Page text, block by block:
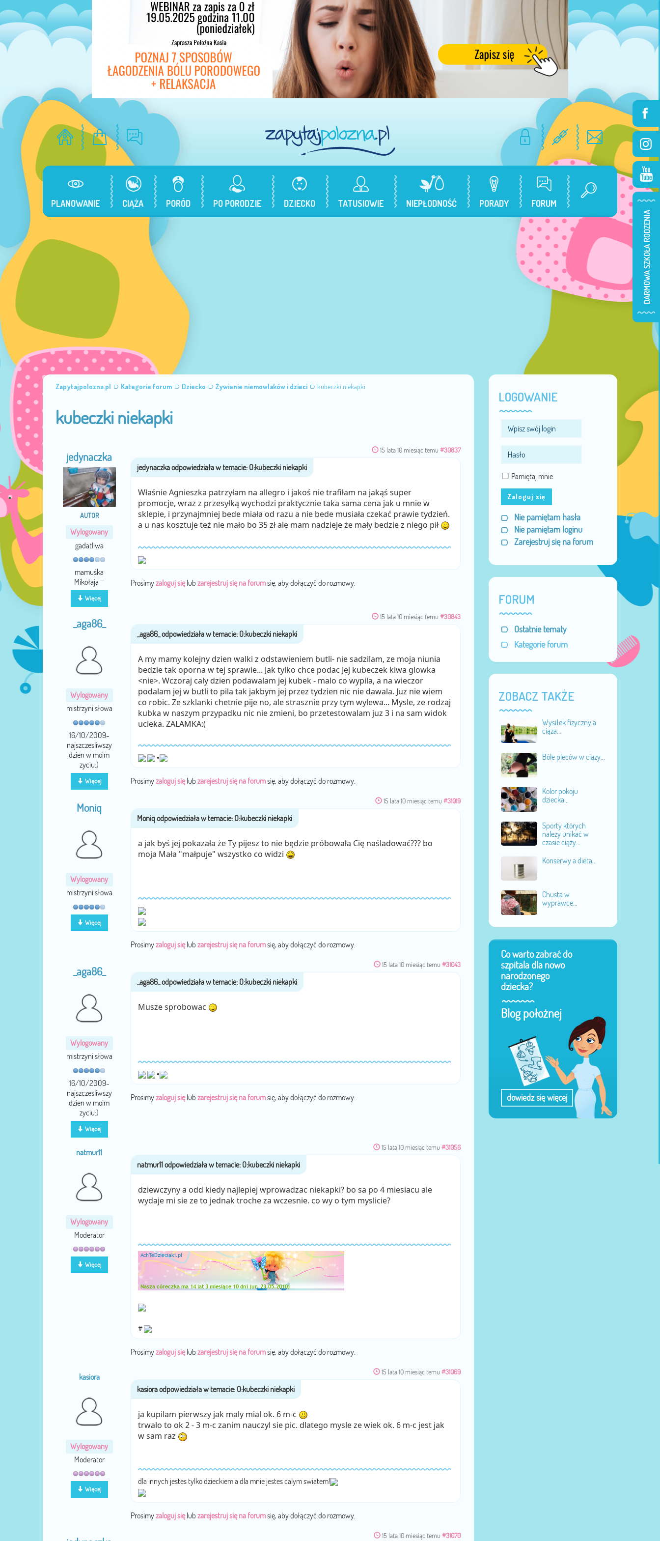
PLANOWANIE CIĄŻA PORÓD PO PORODZIE DZIECKO TATUSIOWIE NIEPŁODNOŚĆ PORADY FORUM
Zapytajpolozna.pl Kategorie forum Dziecko Żywienie niemowlaków i dzieci kubeczki niekapki
kubeczki niekapki
jedynaczka
AUTOR
Wylogowany
gadatliwa
mamuśka
Mikołaja ^^
Więcej
15 lata 10 miesiąc temu #30837
Właśnie Agnieszka patrzyłam na allegro i jakoś nie trafiłam na jakąś super
promocje, wraz z przesyłką wychodzi praktycznie taka sama cena jak u mnie w
sklepie, i przynajmniej bede miała od razu a nie bede musiała czekać prawie tydzień.
a u nas kosztuje też nie mało bo 35 zł ale mam nadzieje że mały bedzie z niego pił
Prosimyzaloguj sięlub zarejestruj się na forumsię, aby dołączyć do rozmowy.
_aga86_
Wylogowany
mistrzyni słowa
16/10/2009-
najszczesliwszy
dzien w moim
zyciu:)
Więcej
15 lata 10 miesiąc temu #30843
A my mamy kolejny dzien walki z odstawieniem butli- nie sadzilam, ze moja niunia
bedzie tak oporna w tej sprawie... Jak tylko chce podac Jej kubeczek kiwa glowka
<nie>. Wczoraj caly dzien podawalam jej kubek - malo co wypila, a na wieczor
podalam jej w butli to pila tak jakbym jej przez tydzien nic nie dawala. Juz nie wiem
co robic. Ze szklanki chetnie pije no, ale strasznie przy tym wylewa... Mysle, ze rodzaj
kubka w naszym przypadku nic nie zmieni, bo przetestowalam juz 3 i na sam widok
ucieka. ZALAMKA:(
•
Prosimyzaloguj sięlub zarejestruj się na forumsię, aby dołączyć do rozmowy.
Moniq
Wylogowany
mistrzyni słowa
Więcej
15 lata 10 miesiąc temu #31019
a jak byś jej pokazała że Ty pijesz to nie będzie próbowała Cię naśladować??? bo
moja Mała "małpuje" wszystko co widzi
Prosimyzaloguj sięlub zarejestruj się na forumsię, aby dołączyć do rozmowy.
_aga86_
Wylogowany
mistrzyni słowa
16/10/2009-
najszczesliwszy
dzien w moim
zyciu:)
Więcej
15 lata 10 miesiąc temu #31043
Musze sprobowac
•
Prosimyzaloguj sięlub zarejestruj się na forumsię, aby dołączyć do rozmowy.
natmur11
Wylogowany
Moderator
Więcej
15 lata 10 miesiąc temu #31056
dziewczyny a odd kiedy najlepiej wprowadzac niekapki? bo sa po 4 miesiacu ale
wydaje mi sie ze to jednak troche za wczesnie. co wy o tym myslicie?
#
Prosimyzaloguj sięlub zarejestruj się na forumsię, aby dołączyć do rozmowy.
kasiora
Wylogowany
Moderator
Więcej
15 lata 10 miesiąc temu #31069
ja kupilam pierwszy jak maly mial ok. 6 m-c
trwalo to ok 2 - 3 m-c zanim nauczyl sie pic. dlatego mysle ze wiek ok. 6 m-c jest jak
w sam raz
dla innych jestes tylko dzieckiem a dla mnie jestes calym swiatem!
Prosimyzaloguj sięlub zarejestruj się na forumsię, aby dołączyć do rozmowy.
15 lata 10 miesiąc temu #31070
LOGOWANIE
Pamiętaj mnie
Zaloguj się
Nie pamiętam hasła
Nie pamiętam loginu
Zarejestruj się na forum
FORUM
Ostatnie tematy
Kategorie forum
ZOBACZ TAKŻE
Wysiłek fizyczny a
ciąża...
Bóle pleców w ciąży...
Kolor pokoju
dziecka...
Sporty których
należy unikać w
czasie ciąży...
Konserwy a dieta...
Chusta w
wyprawce...
Co warto zabrać do
szpitala dla nowo
narodzonego
dziecka?
Blog położnej
dowiedz się więcej